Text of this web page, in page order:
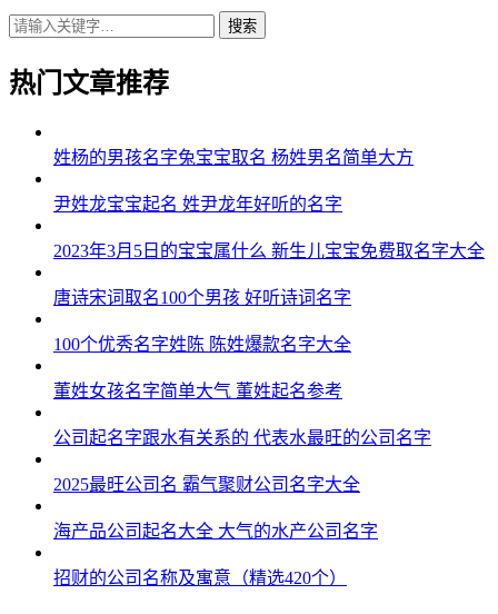
45、薇恬、蕾洛、平诚、妤伦
48、璐薇、倩蓓、郎逸、元楚
49、妍玥、楚奕、旻温、晨寅
50、洛江、曦傲、源洺、冬龙
51、影馨、婉若、雯朗、唯亦
52、甜真、梓婉、棕辉、曜泽
53、瑜婉、姿冰、旻郎、辉远
54、梓绿、淼裳、信运、娜姿
55、兮歆、乐颖、凡辉、博昀
56、影婧、汐娴、硕志、浩唯
57、笑俪、雅婧、容健、乐以
搜索
热门文章推荐
姓杨的男孩名字兔宝宝取名 杨姓男名简单大方
尹姓龙宝宝起名 姓尹龙年好听的名字
2023年3月5日的宝宝属什么 新生儿宝宝免费取名字大全
唐诗宋词取名100个男孩 好听诗词名字
100个优秀名字姓陈 陈姓爆款名字大全
董姓女孩名字简单大气 董姓起名参考
公司起名字跟水有关系的 代表水最旺的公司名字
2025最旺公司名 霸气聚财公司名字大全
海产品公司起名大全 大气的水产公司名字
招财的公司名称及寓意（精选420个）